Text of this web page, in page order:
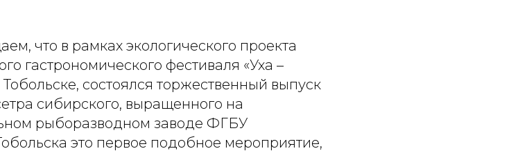
что в рамках экологического проекта
гастрономического фестиваля «Уха –
состоялся торжественный выпуск
сибирского, выращенного на
рыборазводном заводе ФГБУ
это первое подобное мероприятие,